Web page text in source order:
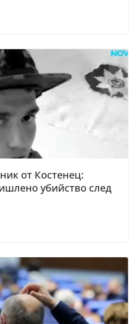
от Костенец:
убийство след